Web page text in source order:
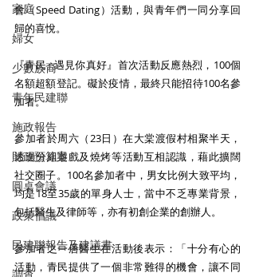
家庭
婦女
少數族裔
青年民建聯
施政報告
財政預算案
圓桌會議
政策倡議
民建聯報告及建議書
會（Speed Dating）活動，與青年們一同分享回
歸的喜悅。
『青民 · 遇見你真好』首次活動反應熱烈，100個
名額超額登記。礙於疫情，最終只能招待100名參
加者。
參加者於周六（23日）在大棠渡假村相聚半天，
透過分組遊戲及燒烤等活動互相認識，藉此擴闊
社交圈子。100名參加者中，男女比例大致平均，
均是18至35歲的單身人士，當中不乏專業背景，
包括醫生及律師等，亦有初創企業的創辦人。
參加者之一唐醫生在活動後表示：「十分有心的
活動，青民提供了一個非常難得的機會，讓不同